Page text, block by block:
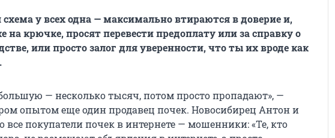
у всех одна — максимально втираются в доверие и,
на крючке, просят перевести предоплату или за справку о
или просто залог для уверенности, что ты их вроде как
— несколько тысяч, потом просто пропадают», —
опытом еще один продавец почек. Новосибирец Антон и
все покупатели почек в интернете — мошенники: «Те, кто